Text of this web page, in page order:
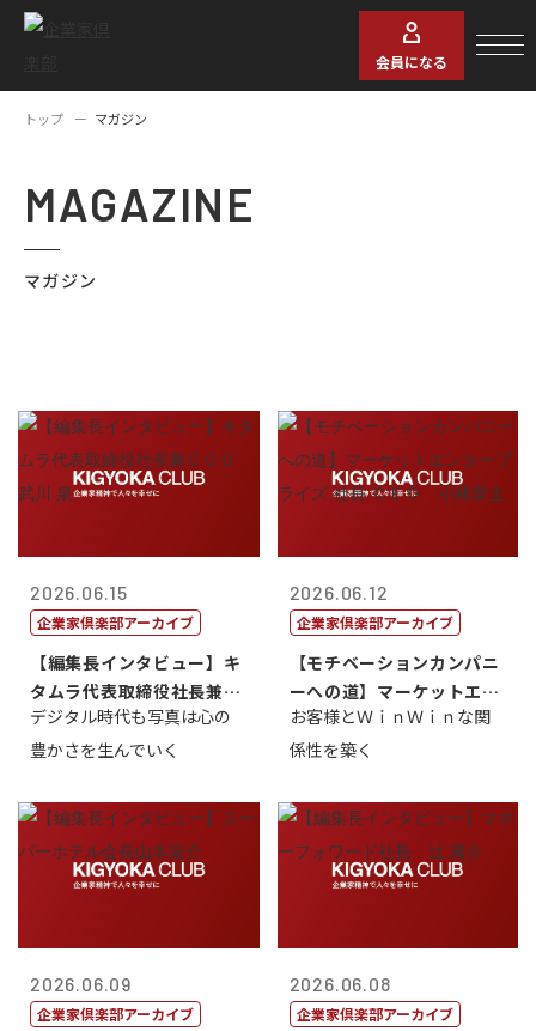
会員になる
トップ マガジン
MAGAZINE
マガジン
2026.06.15
企業家倶楽部アーカイブ
【編集長インタビュー】キ
タムラ代表取締役社長兼Ｃ
ＯＯ 武川 ...
デジタル時代も写真は心の
豊かさを生んでいく
2026.06.12
企業家倶楽部アーカイブ
【モチベーションカンパニ
ーへの道】マーケットエン
タープライズ...
お客様とＷｉｎＷｉｎな関
係性を築く
2026.06.09
企業家倶楽部アーカイブ
2026.06.08
企業家倶楽部アーカイブ